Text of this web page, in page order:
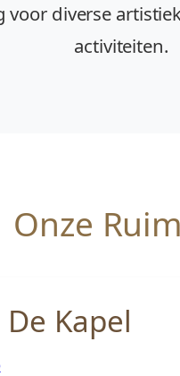
voor diverse
activiteiten.
Onze
De Kapel